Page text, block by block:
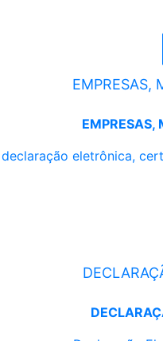
EMPRESAS,
EMPRESAS,
eletrônica,